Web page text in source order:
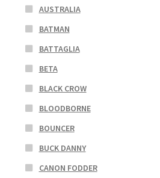
AUSTRALIA
BATMAN
BATTAGLIA
BETA
BLACK CROW
BLOODBORNE
BOUNCER
BUCK DANNY
CANON FODDER